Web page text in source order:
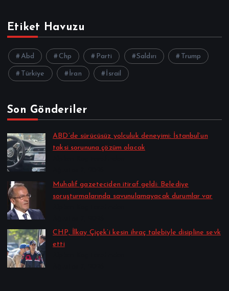
Etiket Havuzu
Abd Chp Parti Saldırı Trump
Türkiye İran İsrail
Son Gönderiler
ABD’de sürücüsüz yolculuk deneyimi: İstanbul’un
taksi sorununa çözüm olacak
Muhalif gazeteciden itiraf geldi: Belediye
soruşturmalarında savunulamayacak durumlar var
CHP, İlkay Çiçek’i kesin ihraç talebiyle disipline sevk
etti